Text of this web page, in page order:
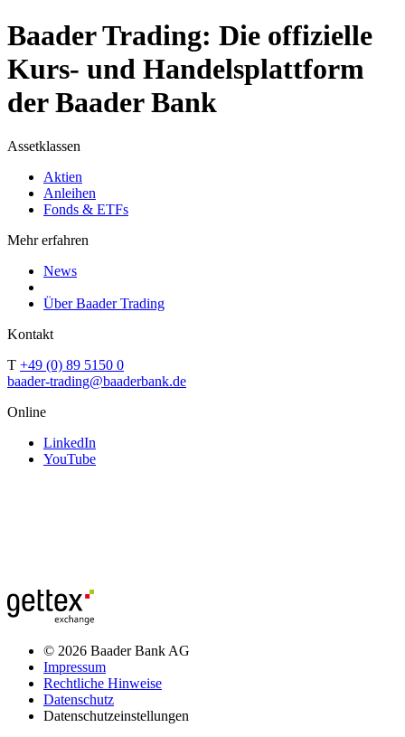
Baader Trading: Die offizielle
Kurs- und Handelsplattform
der Baader Bank
Assetklassen
Aktien
Anleihen
Fonds & ETFs
Mehr erfahren
News
Über Baader Trading
Kontakt
T +49 (0) 89 5150 0
baader-trading@baaderbank.de
Online
LinkedIn
YouTube
© 2026 Baader Bank AG
Impressum
Rechtliche Hinweise
Datenschutz
Datenschutzeinstellungen